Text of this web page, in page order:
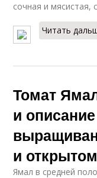
сочная и мясистая,
Читать
Томат
и
и
Ямал в средней